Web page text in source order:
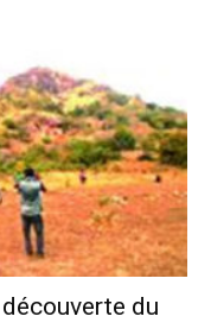
du